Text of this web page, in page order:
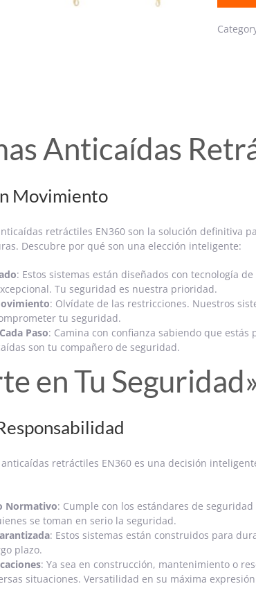
Anticaídas
Movimiento
retráctiles EN360 son la solución definitiva
Descubre por qué son una elección inteligente:
: Estos sistemas están diseñados con tecnología
Tu seguridad es nuestra prioridad.
: Olvídate de las restricciones. Nuestros
tu seguridad.
Paso: Camina con confianza sabiendo que estás
son tu compañero de seguridad.
en Tu Seguridad»
retráctiles EN360 es una decisión
Normativo: Cumple con los estándares de
se toman en serio la seguridad.
: Estos sistemas están construidos para
plazo.
: Ya sea en construcción, mantenimiento o
situaciones. Versatilidad en su máxima